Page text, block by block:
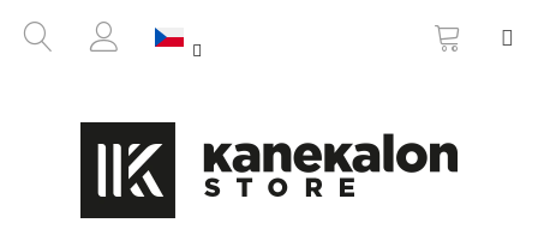
HLEDAT
PŘIHLÁŠENÍ
KOŠÍK
ZPĚT
ZPĚT